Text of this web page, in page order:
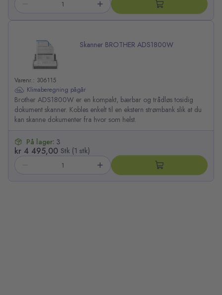
Skanner BROTHER ADS1800W
Varenr.: 306115
Klimaberegning pågår
Brother ADS1800W er en kompakt, bærbar og trådløs tosidig
dokument skanner. Kobles enkelt til en ekstern strømbank slik at du
kan skanne dokumenter fra hvor som helst.
kr 4 495,00 Stk (1 stk)
På lager: 3